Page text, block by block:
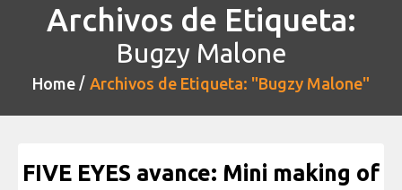
Archivos de Etiqueta:
Bugzy Malone
Home Archivos de Etiqueta: "Bugzy Malone"
FIVE EYES avance: Mini making of